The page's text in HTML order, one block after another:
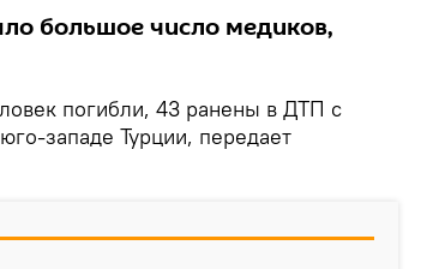
большое число медиков,
погибли, 43 ранены в ДТП с
западе Турции, передает